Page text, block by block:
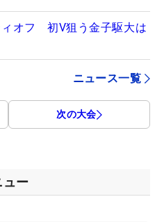
ィオフ 初V狙う金子駆大は
ニュース一覧
次の大会
ー